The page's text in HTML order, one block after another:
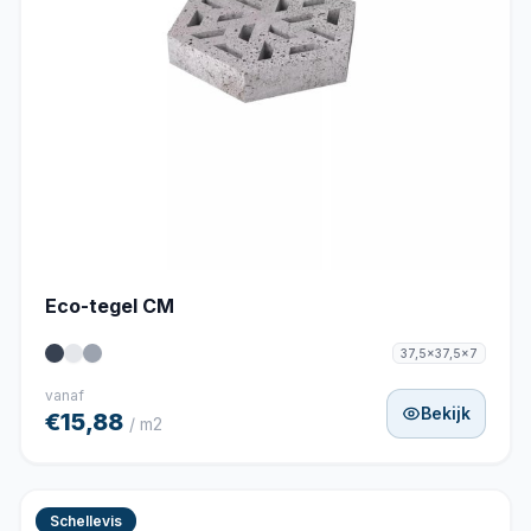
Eco-tegel CM
37,5x37,5x7
vanaf
€15,88 / m2
Bekijk
Schellevis